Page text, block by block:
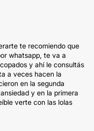
te recomiendo que
whatsapp, te va a
y ahí le consultás
a veces hacen la
en la segunda
y en la primera
verte con las lolas